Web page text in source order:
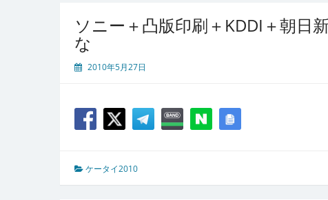
ソニー＋凸版印刷＋KDDI＋朝日
な
2010年5月27日
ケータイ2010